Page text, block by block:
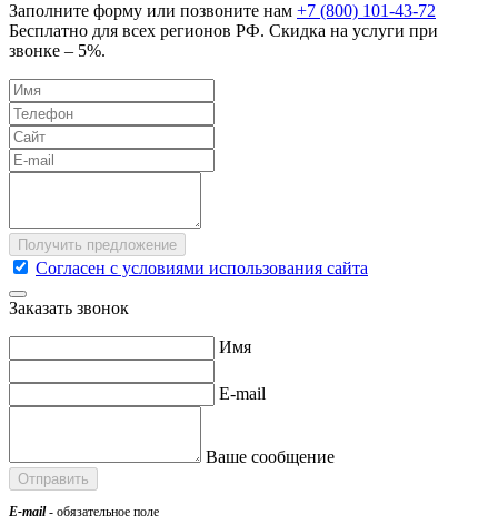
Заполните форму или позвоните нам +7 (800) 101-43-72
Бесплатно для всех регионов РФ. Скидка на услуги при
звонке – 5%.
Согласен с условиями использования сайта
Заказать звонок
Имя
E-mail
Ваше сообщение
E-mail- обязательное поле